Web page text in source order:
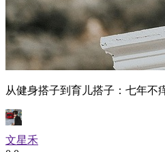
从健身搭子到育儿搭子：七年不
文星禾